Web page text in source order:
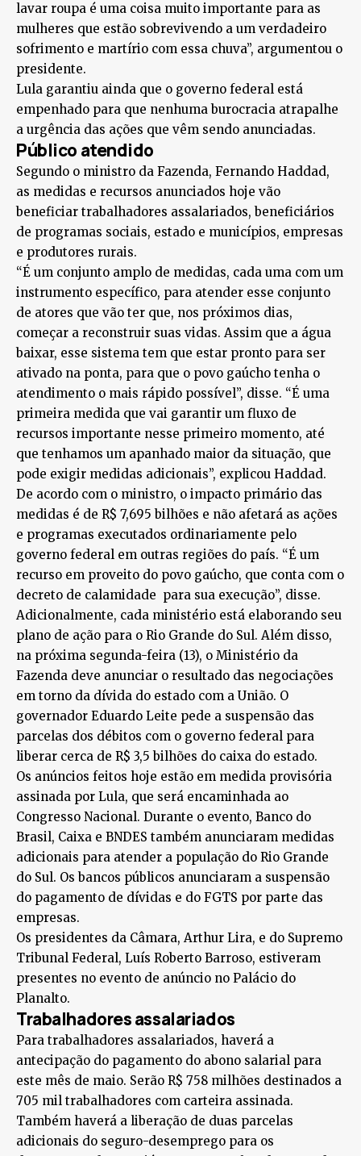
lavar roupa é uma coisa muito importante para as
mulheres que estão sobrevivendo a um verdadeiro
sofrimento e martírio com essa chuva”, argumentou o
presidente.
Lula garantiu ainda que o governo federal está
empenhado para que nenhuma burocracia atrapalhe
a urgência das ações que vêm sendo anunciadas.
Público atendido
Segundo o ministro da Fazenda, Fernando Haddad,
as medidas e recursos anunciados hoje vão
beneficiar trabalhadores assalariados, beneficiários
de programas sociais, estado e municípios, empresas
e produtores rurais.
“É um conjunto amplo de medidas, cada uma com um
instrumento específico, para atender esse conjunto
de atores que vão ter que, nos próximos dias,
começar a reconstruir suas vidas. Assim que a água
baixar, esse sistema tem que estar pronto para ser
ativado na ponta, para que o povo gaúcho tenha o
atendimento o mais rápido possível”, disse. “É uma
primeira medida que vai garantir um fluxo de
recursos importante nesse primeiro momento, até
que tenhamos um apanhado maior da situação, que
pode exigir medidas adicionais”, explicou Haddad.
De acordo com o ministro, o impacto primário das
medidas é de R$ 7,695 bilhões e não afetará as ações
e programas executados ordinariamente pelo
governo federal em outras regiões do país. “É um
recurso em proveito do povo gaúcho, que conta com o
decreto de calamidade para sua execução”, disse.
Adicionalmente, cada ministério está elaborando seu
plano de ação para o Rio Grande do Sul. Além disso,
na próxima segunda-feira (13), o Ministério da
Fazenda deve anunciar o resultado das negociações
em torno da dívida do estado com a União. O
governador Eduardo Leite pede a suspensão das
parcelas dos débitos com o governo federal para
liberar cerca de R$ 3,5 bilhões do caixa do estado.
Os anúncios feitos hoje estão em medida provisória
assinada por Lula, que será encaminhada ao
Congresso Nacional. Durante o evento, Banco do
Brasil, Caixa e BNDES também anunciaram medidas
adicionais para atender a população do Rio Grande
do Sul. Os bancos públicos anunciaram a suspensão
do pagamento de dívidas e do FGTS por parte das
empresas.
Os presidentes da Câmara, Arthur Lira, e do Supremo
Tribunal Federal, Luís Roberto Barroso, estiveram
presentes no evento de anúncio no Palácio do
Planalto.
Trabalhadores assalariados
Para trabalhadores assalariados, haverá a
antecipação do pagamento do abono salarial para
este mês de maio. Serão R$ 758 milhões destinados a
705 mil trabalhadores com carteira assinada.
Também haverá a liberação de duas parcelas
adicionais do seguro-desemprego para os